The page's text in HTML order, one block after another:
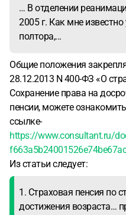
… В отделении
2005 г. Как мне
полтора,...
Общие положения
28.12.2013 N 400-ФЗ «О
Сохранение права на
пенсии, можете
ссылке-
https://www.consultant.ru/
Из статьи следует:
1. Страховая пенсия по
достижения возраста…